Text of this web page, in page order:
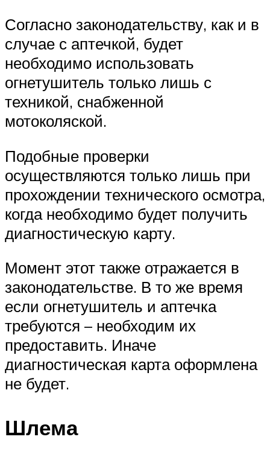
Согласно законодательству, как и в
случае с аптечкой, будет
необходимо использовать
огнетушитель только лишь с
техникой, снабженной
мотоколяской.
Подобные проверки
осуществляются только лишь при
прохождении технического осмотра,
когда необходимо будет получить
диагностическую карту.
Момент этот также отражается в
законодательстве. В то же время
если огнетушитель и аптечка
требуются – необходим их
предоставить. Иначе
диагностическая карта оформлена
не будет.
Шлема